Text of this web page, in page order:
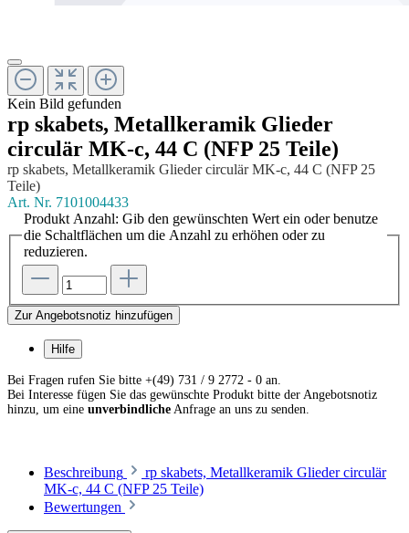
Kein Bild gefunden
rp skabets, Metallkeramik Glieder
circulär MK-c, 44 C (NFP 25 Teile)
rp skabets, Metallkeramik Glieder circulär MK-c, 44 C (NFP 25
Teile)
Art. Nr. 7101004433
Produkt Anzahl: Gib den gewünschten Wert ein oder benutze
die Schaltflächen um die Anzahl zu erhöhen oder zu
reduzieren.
Zur Angebotsnotiz hinzufügen
Hilfe
Bei Fragen rufen Sie bitte +(49) 731 / 9 2772 - 0 an.
Bei Interesse fügen Sie das gewünschte Produkt bitte der Angebotsnotiz
hinzu, um eine unverbindliche Anfrage an uns zu senden.
Beschreibung
rp skabets, Metallkeramik Glieder circulär
MK-c, 44 C (NFP 25 Teile)
Bewertungen